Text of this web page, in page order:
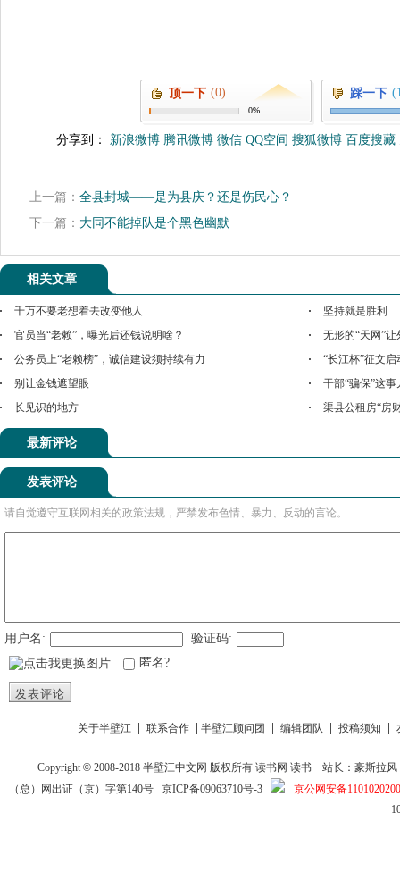
顶一下 (0)
0%
踩一下
分享到： 新浪微博 腾讯微博 微信 QQ空间 搜狐微博 百度搜藏
上一篇： 全县封城——是为县庆？还是伤民心？
下一篇： 大同不能掉队是个黑色幽默
相关文章
千万不要老想着去改变他人
坚持就是胜利
官员当“老赖”，曝光后还钱说明啥？
无形的“天网”
公务员上“老赖榜”，诚信建设须持续有力
“长江杯”征文
别让金钱遮望眼
干部“骗保”这
长见识的地方
渠县公租房“房
最新评论
发表评论
请自觉遵守互联网相关的政策法规，严禁发布色情、暴力、反动的言论。
用户名:
验证码:
匿名?
发表评论
关于半壁江 联系合作 半壁江顾问团 编辑团队 投稿须知
Copyright © 2008-2018半壁江中文网 版权所有读书网 读书
站长：豪斯拉风
（总）网出证（京）字第140号 京ICP备09063710号-3
京公网安备